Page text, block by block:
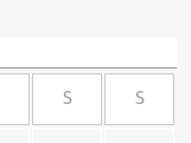
S S